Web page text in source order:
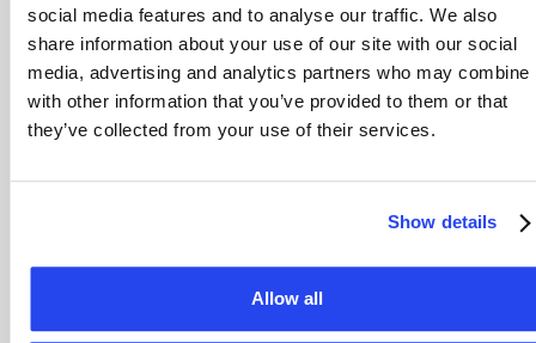
social media features and to analyse our traffic. We also
share information about your use of our site with our social
media, advertising and analytics partners who may combine
with other information that you’ve provided to them or that
they’ve collected from your use of their services.
Show details
Allow all
zilver of platina koopt als een particuliere belegger.
Is zakelijk goud kopen btw-vrij?
Ja, beleggingsgoud met een zuiverheid van minimaal
ongeacht of u het als particulier of zakelijk aanschaft.
kiezen voor opslag in een douane-entrepot, bijvoorbeeld